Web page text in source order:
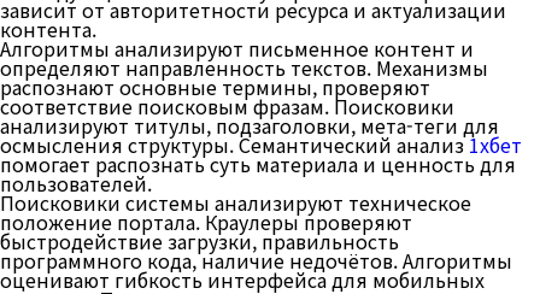
зависит от авторитетности ресурса и актуализации
контента.
Алгоритмы анализируют письменное контент и
определяют направленность текстов. Механизмы
распознают основные термины, проверяют
соответствие поисковым фразам. Поисковики
анализируют титулы, подзаголовки, мета-теги для
осмысления структуры. Семантический анализ1хбет
помогает распознать суть материала и ценность для
пользователей.
Поисковики системы анализируют техническое
положение портала. Краулеры проверяют
быстродействие загрузки, правильность
программного кода, наличие недочётов. Алгоритмы
оценивают гибкость интерфейса для мобильных